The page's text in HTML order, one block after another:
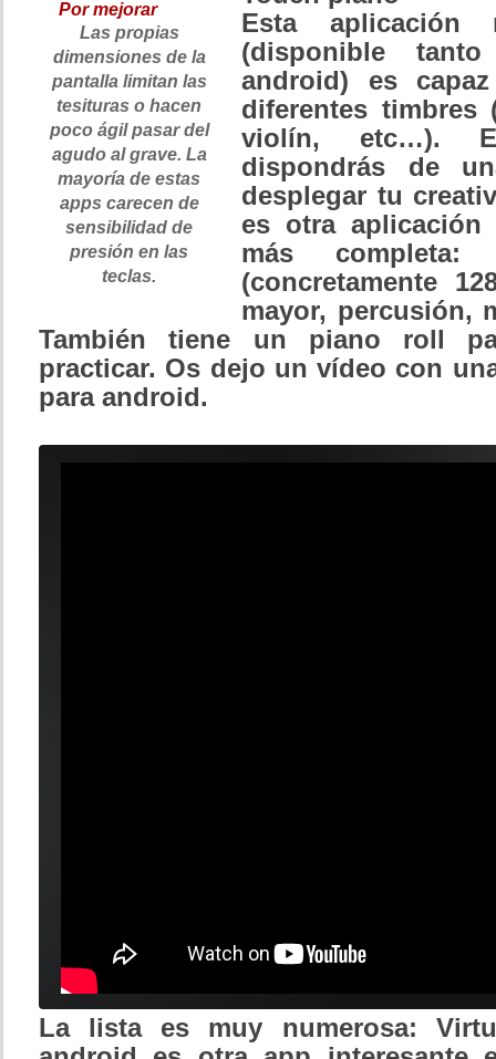
Por mejorar
Las propias
dimensiones de la
pantalla limitan las
tesituras o hacen
poco ágil pasar del
agudo al grave. La
mayoría de estas
apps carecen de
sensibilidad de
presión en las
teclas.
Esta aplicación
(disponible
android) es
diferentes timbres
violín, etc…).
dispondrás de
desplegar tu
es otra aplicación
más completa:
(concretamente
mayor, percusión,
También tiene un piano roll
practicar. Os dejo un vídeo con
para android.
La lista es muy numerosa: